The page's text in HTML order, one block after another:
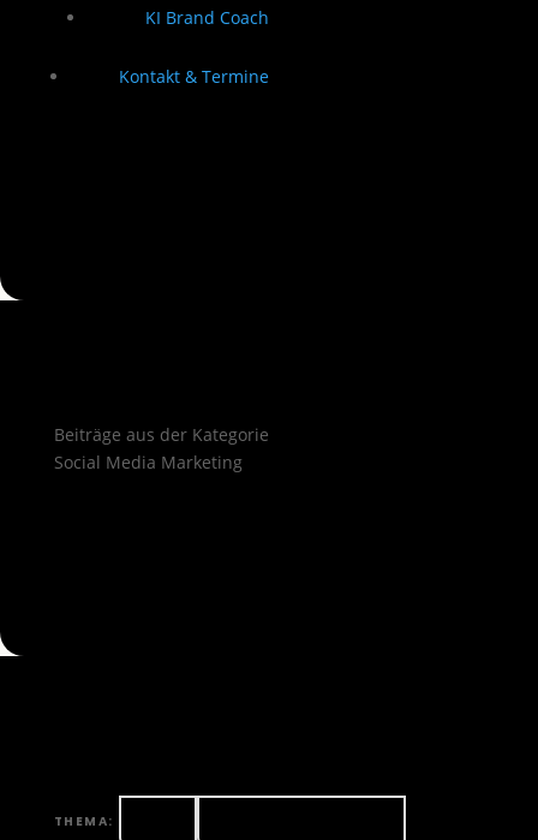
KI Brand Coach
Kontakt & Termine
Beiträge aus der Kategorie
Social Media Marketing
THEMA: